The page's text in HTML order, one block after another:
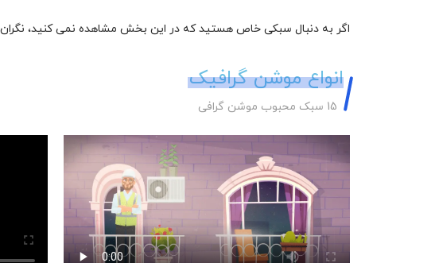
اگر به دنبال سبکی خاص هستید که در این بخش مشاهده نمی کنید، نگران
انواع موشن گرافیک
15 سبک محبوب موشن گرافی